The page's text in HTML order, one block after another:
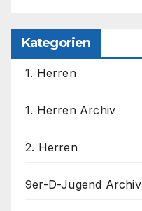
Kategorien
1. Herren
1. Herren Archiv
2. Herren
9er-D-Jugend Archiv